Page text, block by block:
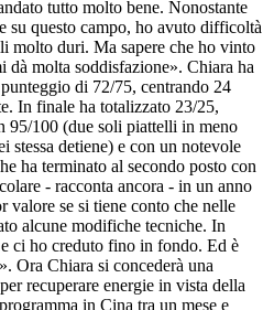
tutto molto bene. Nonostante
su questo campo, ho avuto difficoltà
molto duri. Ma sapere che ho vinto
dà molta soddisfazione». Chiara ha
di 72/75, centrando 24
In finale ha totalizzato 23/25,
95/100 (due soli piattelli in meno
stessa detiene) e con un notevole
ha terminato al secondo posto con
- racconta ancora - in un anno
valore se si tiene conto che nelle
alcune modifiche tecniche. In
ci ho creduto fino in fondo. Ed è
Ora Chiara si concederà una
recuperare energie in vista della
in Cina tra un mese e